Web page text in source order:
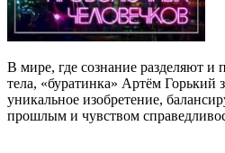
В мире, где сознание разделяют
тела, «буратинка» Артём Горький
уникальное изобретение,
прошлым и чувством